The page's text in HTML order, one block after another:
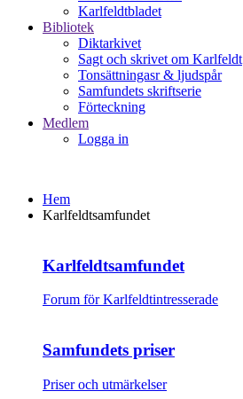
Karlfeldtbladet
Bibliotek
Diktarkivet
Sagt och skrivet om Karlfeldt
Tonsättningasr & ljudspår
Samfundets skriftserie
Förteckning
Medlem
Logga in
Hem
Karlfeldtsamfundet
Karlfeldtsamfundet
Forum för Karlfeldtintresserade
Samfundets priser
Priser och utmärkelser